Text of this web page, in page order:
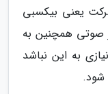
یعنی بیکسبی
صوتی همچنین به
به این نباشد
شود.